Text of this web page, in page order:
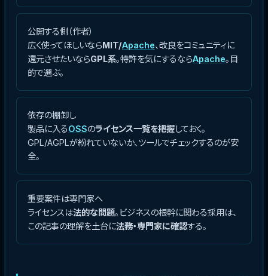
公開する側（作者）
広く使ってほしいならMIT/Apache、改良をコミュニティに
還元させたいならGPL系。特許を気にするならApache。目
的で選ぶ。
依存の棚卸し
製品に入るOSSのライセンス一覧を把握しておく。
GPL/AGPLが紛れていないか、ツールでチェックするのが安
全。
重要案件は専門家へ
ライセンスは法的な問題。ビジネスの根幹に関わる採用は、
この記事の理解を土台に法務・専門家に確認する。